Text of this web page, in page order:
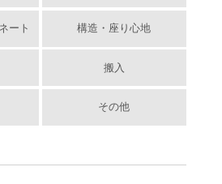
ート 構造・座り心地
搬入
その他